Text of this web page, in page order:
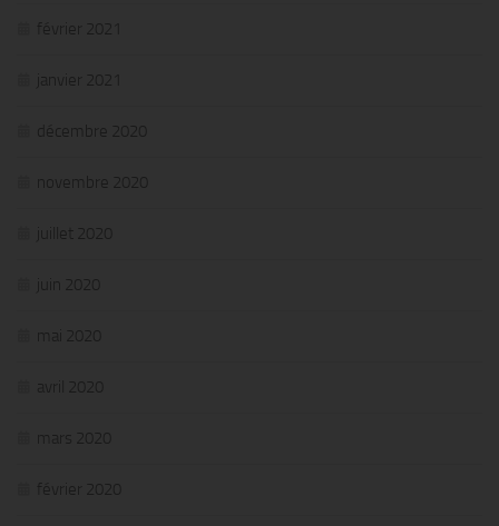
février 2021
janvier 2021
décembre 2020
novembre 2020
juillet 2020
juin 2020
mai 2020
avril 2020
mars 2020
février 2020